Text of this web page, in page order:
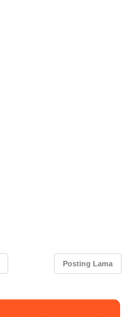
Posting Lama